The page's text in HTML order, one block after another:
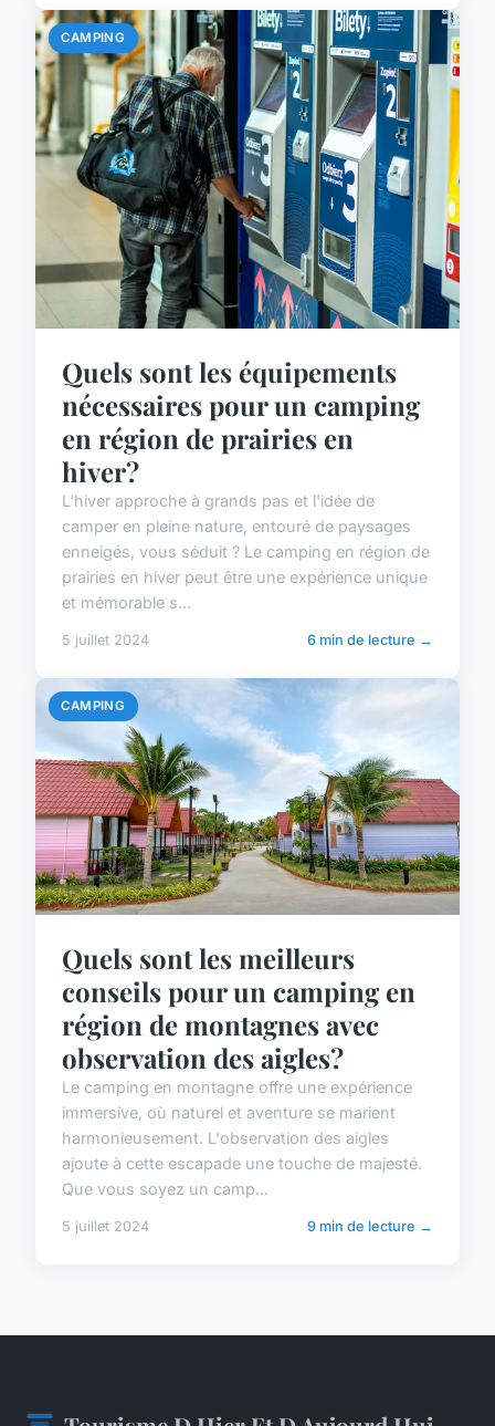
CAMPING
Quels sont les équipements
nécessaires pour un camping
en région de prairies en
hiver?
L'hiver approche à grands pas et l'idée de
camper en pleine nature, entouré de paysages
enneigés, vous séduit ? Le camping en région de
prairies en hiver peut être une expérience unique
et mémorable s...
5 juillet 2024 6 min de lecture →
CAMPING
Quels sont les meilleurs
conseils pour un camping en
région de montagnes avec
observation des aigles?
Le camping en montagne offre une expérience
immersive, où naturel et aventure se marient
harmonieusement. L'observation des aigles
ajoute à cette escapade une touche de majesté.
Que vous soyez un camp...
5 juillet 2024 9 min de lecture →